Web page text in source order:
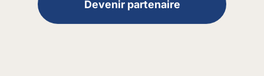
Devenir partenaire